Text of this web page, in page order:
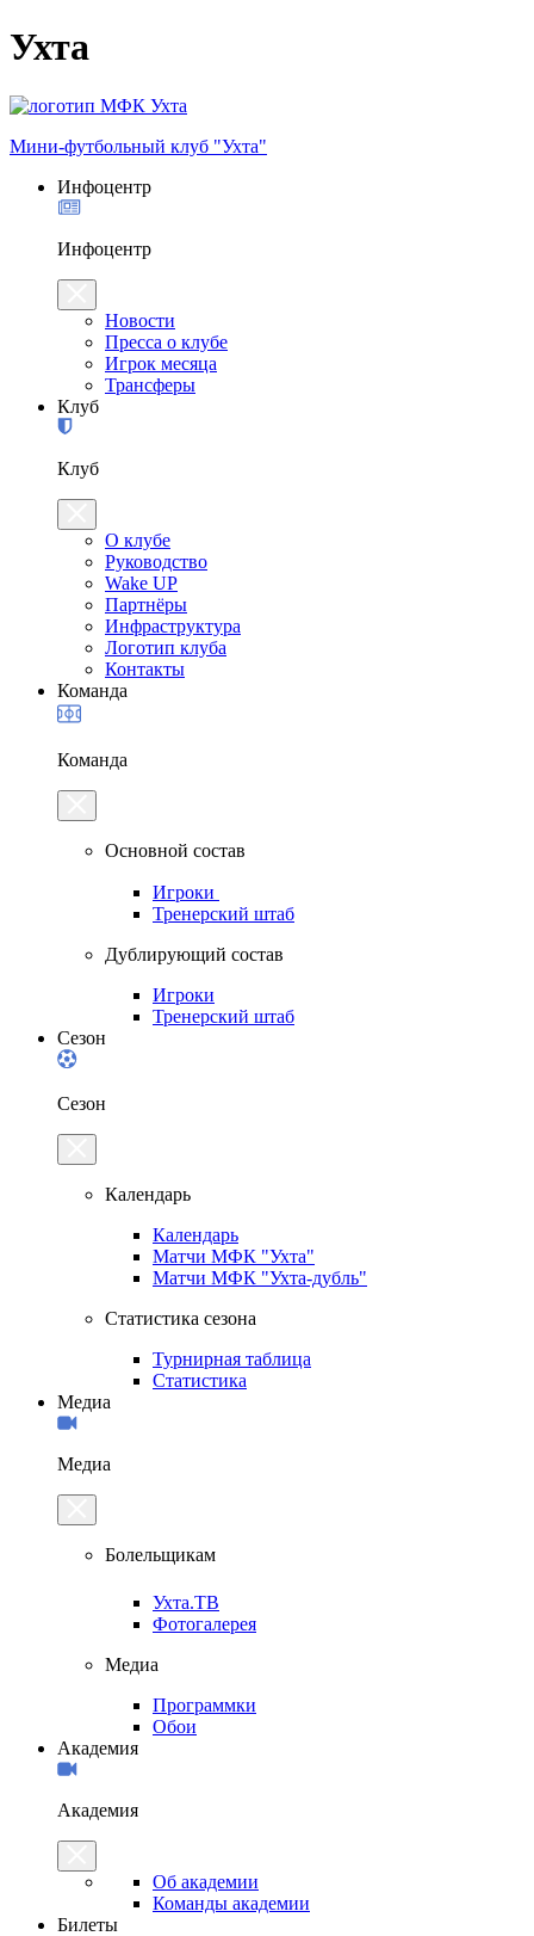
Ухта
Мини-футбольный клуб "Ухта"
Инфоцентр
Инфоцентр
Новости
Пресса о клубе
Игрок месяца
Трансферы
Клуб
Клуб
О клубе
Руководство
Wake UP
Партнёры
Инфраструктура
Логотип клуба
Контакты
Команда
Команда
Основной состав
Игроки
Тренерский штаб
Дублирующий состав
Игроки
Тренерский штаб
Сезон
Сезон
Календарь
Календарь
Матчи МФК "Ухта"
Матчи МФК "Ухта-дубль"
Статистика сезона
Турнирная таблица
Статистика
Медиа
Медиа
Болельщикам
Ухта.ТВ
Фотогалерея
Медиа
Программки
Обои
Академия
Академия
Об академии
Команды академии
Билеты